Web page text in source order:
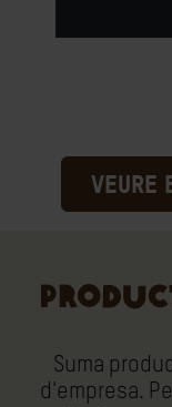
VEURE
Suma
d'empresa.